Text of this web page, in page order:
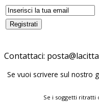
Contattaci:
Se vuoi scrivere sul nostro
Se i soggetti ritratti